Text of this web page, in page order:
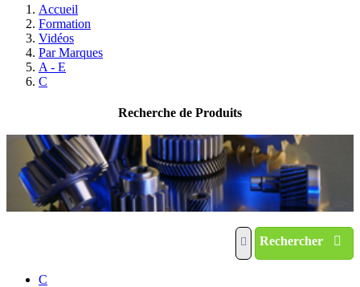
Accueil
Formation
Vidéos
Par Marques
A - E
C
Recherche de Produits
Rechercher
C